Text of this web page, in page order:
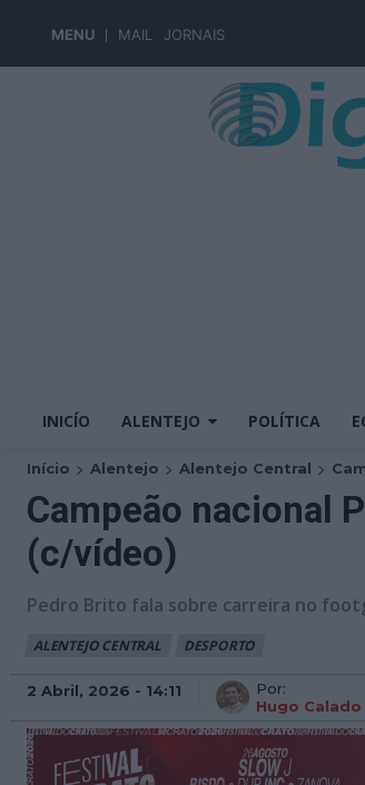
MENU MAIL JORNAIS
INICÍO ALENTEJO POLÍTICA
Início Alentejo Alentejo Central
Campeão nacional
(c/vídeo)
Pedro Brito fala sobre carreira no
ALENTEJO CENTRAL DESPORTO
2 Abril, 2026 - 14:11
Por:
Hugo Calado